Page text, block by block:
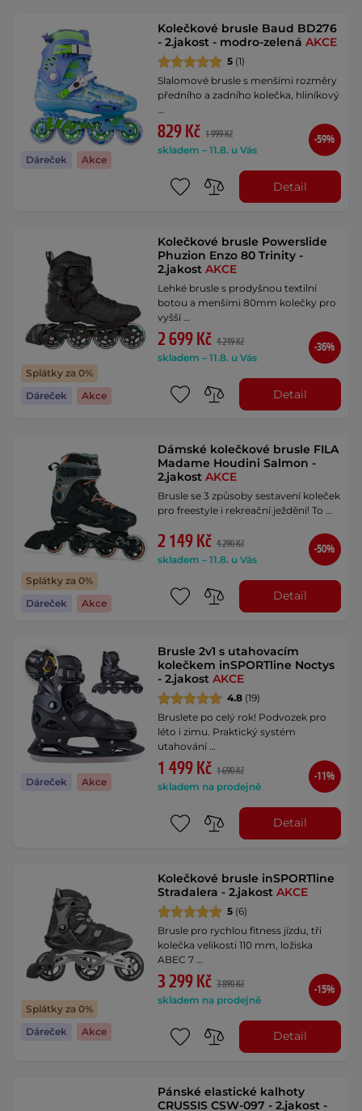
Dáreček Akce
Kolečkové brusle Baud BD276
- 2.jakost - modro-zelenáAKCE
5 (1)
Slalomové brusle s menšími rozměry
předního a zadního kolečka, hliníkový
…
829 Kč 1 999 Kč
skladem – 11.8. u Vás
-59%
Detail
Splátky za 0%
Dáreček
Akce
Kolečkové brusle Powerslide
Phuzion Enzo 80 Trinity -
2.jakostAKCE
Lehké brusle s prodyšnou textilní
botou a menšími 80mm kolečky pro
vyšší …
2 699 Kč 4 249 Kč
skladem – 11.8. u Vás
-36%
Detail
Splátky za 0%
Dáreček
Akce
Dámské kolečkové brusle FILA
Madame Houdini Salmon -
2.jakostAKCE
Brusle se 3 způsoby sestavení koleček
pro freestyle i rekreační ježdění! To …
2 149 Kč 4 290 Kč
skladem – 11.8. u Vás
-50%
Detail
Dáreček Akce
Brusle 2v1 s utahovacím
kolečkem inSPORTline Noctys
- 2.jakostAKCE
4.8 (19)
Bruslete po celý rok! Podvozek pro
léto i zimu. Praktický systém
utahování …
1 499 Kč 1 690 Kč
skladem na prodejně
-11%
Detail
Splátky za 0%
Dáreček
Akce
Kolečkové brusle inSPORTline
Stradalera - 2.jakostAKCE
5 (6)
Brusle pro rychlou fitness jízdu, tři
kolečka velikosti 110 mm, ložiska
ABEC 7 …
3 299 Kč 3 890 Kč
skladem na prodejně
-15%
Detail
Pánské elastické kalhoty
CRUSSIS CSW-097 - 2.jakost -